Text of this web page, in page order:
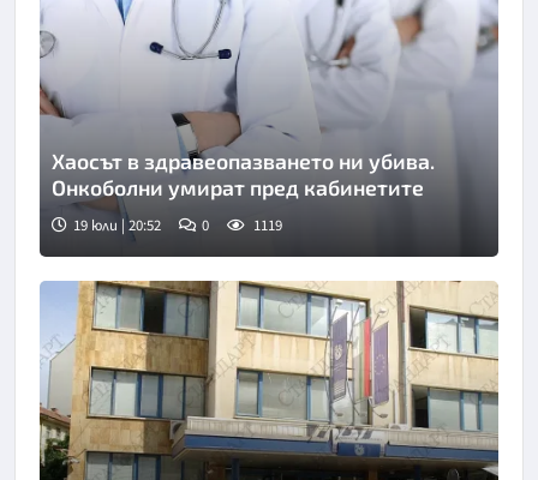
Хаосът в здравеопазването ни убива.
Онкоболни умират пред кабинетите
19 юли | 20:52 0 1119